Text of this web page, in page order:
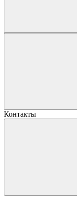
Контакты